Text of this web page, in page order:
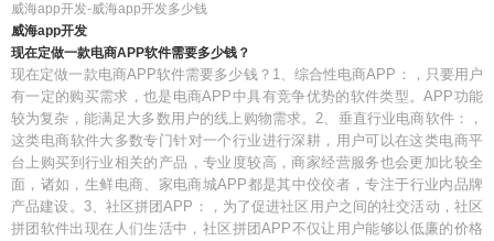
威海app开发-威海app开发多少钱
威海app开发
现在定做一款电商APP软件需要多少钱？
现在定做一款电商APP软件需要多少钱？1、综合性电商APP：，只要用户
有一定的购买需求，也是电商APP中具有竞争优势的软件类型。APP功能
较为复杂，能满足大多数用户的线上购物需求。2、垂直行业电商软件：，
这类电商软件大多数专门针对一个行业进行深耕，用户可以在这类电商平
台上购买到行业相关的产品，专业度较高，商家经营服务也会更加比较全
面，诸如，生鲜电商、家电商城APP都是其中佼佼者，专注于行业内品牌
产品建设。3、社区拼团APP：，为了促进社区用户之间的社交活动，社区
拼团软件出现在人们生活中，社区拼团APP不仅让用户能够以低廉的价格